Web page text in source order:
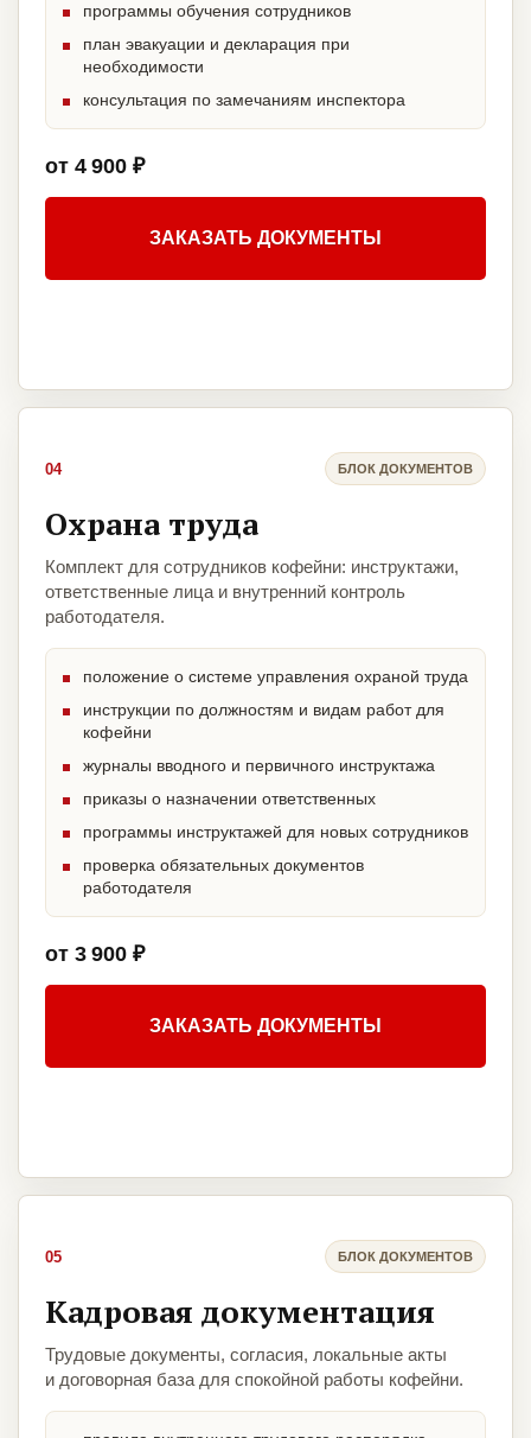
программы обучения сотрудников
план эвакуации и декларация при
необходимости
консультация по замечаниям инспектора
от 4 900 ₽
ЗАКАЗАТЬ ДОКУМЕНТЫ
04 БЛОК ДОКУМЕНТОВ
Охрана труда
Комплект для сотрудников кофейни: инструктажи,
ответственные лица и внутренний контроль
работодателя.
положение о системе управления охраной труда
инструкции по должностям и видам работ для
кофейни
журналы вводного и первичного инструктажа
приказы о назначении ответственных
программы инструктажей для новых сотрудников
проверка обязательных документов
работодателя
от 3 900 ₽
ЗАКАЗАТЬ ДОКУМЕНТЫ
05 БЛОК ДОКУМЕНТОВ
Кадровая документация
Трудовые документы, согласия, локальные акты
и договорная база для спокойной работы кофейни.